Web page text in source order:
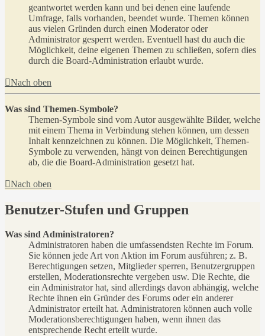
geantwortet werden kann und bei denen eine laufende
Umfrage, falls vorhanden, beendet wurde. Themen können
aus vielen Gründen durch einen Moderator oder
Administrator gesperrt werden. Eventuell hast du auch die
Möglichkeit, deine eigenen Themen zu schließen, sofern dies
durch die Board-Administration erlaubt wurde.
Nach oben
Was sind Themen-Symbole?
Themen-Symbole sind vom Autor ausgewählte Bilder, welche
mit einem Thema in Verbindung stehen können, um dessen
Inhalt kennzeichnen zu können. Die Möglichkeit, Themen-
Symbole zu verwenden, hängt von deinen Berechtigungen
ab, die die Board-Administration gesetzt hat.
Nach oben
Benutzer-Stufen und Gruppen
Was sind Administratoren?
Administratoren haben die umfassendsten Rechte im Forum.
Sie können jede Art von Aktion im Forum ausführen; z. B.
Berechtigungen setzen, Mitglieder sperren, Benutzergruppen
erstellen, Moderationsrechte vergeben usw. Die Rechte, die
ein Administrator hat, sind allerdings davon abhängig, welche
Rechte ihnen ein Gründer des Forums oder ein anderer
Administrator erteilt hat. Administratoren können auch volle
Moderationsberechtigungen haben, wenn ihnen das
entsprechende Recht erteilt wurde.